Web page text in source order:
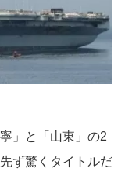
」と「山東」の2
ず驚くタイトルだ